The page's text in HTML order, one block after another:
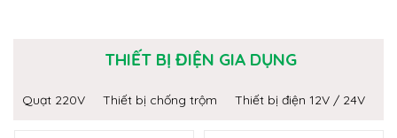
THIẾT BỊ ĐIỆN GIA DỤNG
Quạt 220V Thiết bị chống trộm Thiết bị điện 12V / 24V